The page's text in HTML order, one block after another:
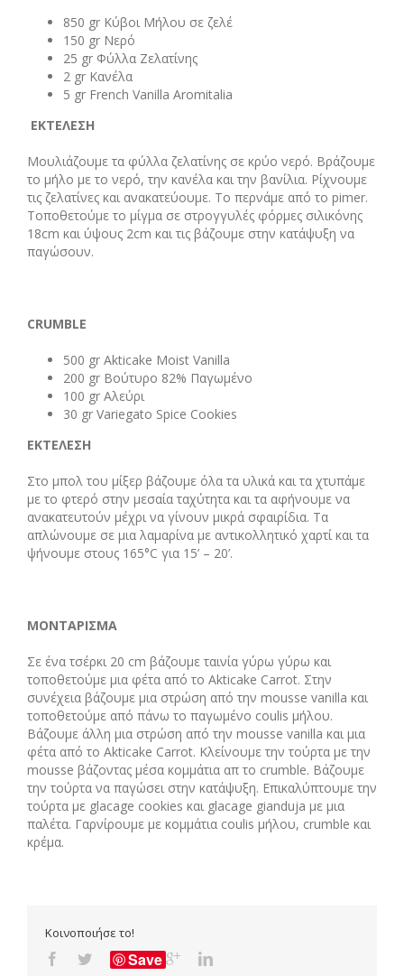
850 gr Κύβοι Μήλου σε ζελέ
150 gr Νερό
25 gr Φύλλα Ζελατίνης
2 gr Κανέλα
5 gr French Vanilla Aromitalia
ΕΚΤΕΛΕΣΗ
Μουλιάζουμε τα φύλλα ζελατίνης σε κρύο νερό. Βράζουμε
το μήλο με το νερό, την κανέλα και την βανίλια. Ρίχνουμε
τις ζελατίνες και ανακατεύουμε. Το περνάμε από το pimer.
Τοποθετούμε το μίγμα σε στρογγυλές φόρμες σιλικόνης
18cm και ύψους 2cm και τις βάζουμε στην κατάψυξη να
παγώσουν.
CRUMBLE
500 gr Akticake Moist Vanilla
200 gr Βούτυρο 82% Παγωμένο
100 gr Αλεύρι
30 gr Variegato Spice Cookies
ΕΚΤΕΛΕΣΗ
Στο μπολ του μίξερ βάζουμε όλα τα υλικά και τα χτυπάμε
με το φτερό στην μεσαία ταχύτητα και τα αφήνουμε να
ανακατευτούν μέχρι να γίνουν μικρά σφαιρίδια. Τα
απλώνουμε σε μια λαμαρίνα με αντικολλητικό χαρτί και τα
ψήνουμε στους 165°C για 15’ – 20’.
ΜΟΝΤΑΡΙΣΜΑ
Σε ένα τσέρκι 20 cm βάζουμε ταινία γύρω γύρω και
τοποθετούμε μια φέτα από το Akticake Carrot. Στην
συνέχεια βάζουμε μια στρώση από την mousse vanilla και
τοποθετούμε από πάνω το παγωμένο coulis μήλου.
Βάζουμε άλλη μια στρώση από την mousse vanilla και μια
φέτα από το Αkticake Carrot. Κλείνουμε την τούρτα με την
mousse βάζοντας μέσα κομμάτια απ το crumble. Βάζουμε
την τούρτα να παγώσει στην κατάψυξη. Επικαλύπτουμε την
τούρτα με glacage cookies και glacage gianduja με μια
παλέτα. Γαρνίρουμε με κομμάτια coulis μήλου, crumble και
κρέμα.
Κοινοποιήσε το!
Save